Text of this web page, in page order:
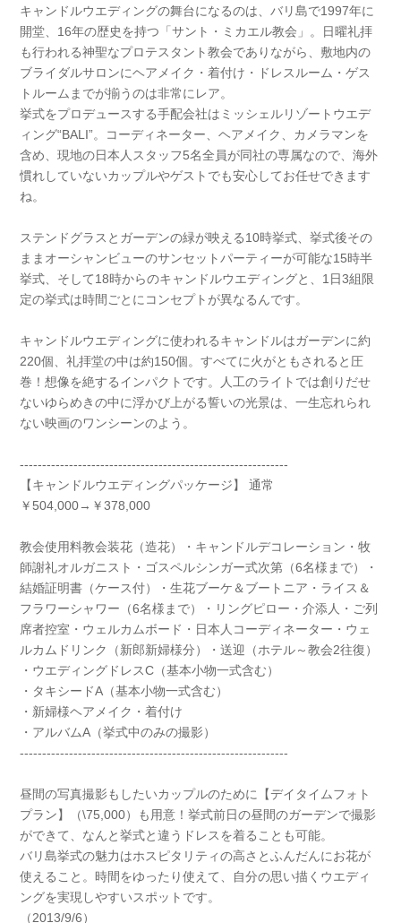
キャンドルウエディングの舞台になるのは、バリ島で1997年に
開堂、16年の歴史を持つ「サント・ミカエル教会」。日曜礼拝
も行われる神聖なプロテスタント教会でありながら、敷地内の
ブライダルサロンにヘアメイク・着付け・ドレスルーム・ゲス
トルームまでが揃うのは非常にレア。
挙式をプロデュースする手配会社はミッシェルリゾートウエデ
ィング“BALI”。コーディネーター、ヘアメイク、カメラマンを
含め、現地の日本人スタッフ5名全員が同社の専属なので、海外
慣れしていないカップルやゲストでも安心してお任せできます
ね。
ステンドグラスとガーデンの緑が映える10時挙式、挙式後その
ままオーシャンビューのサンセットパーティーが可能な15時半
挙式、そして18時からのキャンドルウエディングと、1日3組限
定の挙式は時間ごとにコンセプトが異なるんです。
キャンドルウエディングに使われるキャンドルはガーデンに約
220個、礼拝堂の中は約150個。すべてに火がともされると圧
巻！想像を絶するインパクトです。人工のライトでは創りだせ
ないゆらめきの中に浮かび上がる誓いの光景は、一生忘れられ
ない映画のワンシーンのよう。
------------------------------------------------------------
【キャンドルウエディングパッケージ】 通常
￥504,000→￥378,000
教会使用料教会装花（造花）・キャンドルデコレーション・牧
師謝礼オルガニスト・ゴスペルシンガー式次第（6名様まで）・
結婚証明書（ケース付）・生花ブーケ＆ブートニア・ライス＆
フラワーシャワー（6名様まで）・リングピロー・介添人・ご列
席者控室・ウェルカムボード・日本人コーディネーター・ウェ
ルカムドリンク（新郎新婦様分）・送迎（ホテル～教会2往復）
・ウエディングドレスC（基本小物一式含む）
・タキシードA（基本小物一式含む）
・新婦様ヘアメイク・着付け
・アルバムA（挙式中のみの撮影）
------------------------------------------------------------
昼間の写真撮影もしたいカップルのために【デイタイムフォト
プラン】（\75,000）も用意！挙式前日の昼間のガーデンで撮影
ができて、なんと挙式と違うドレスを着ることも可能。
バリ島挙式の魅力はホスピタリティの高さとふんだんにお花が
使えること。時間をゆったり使えて、自分の思い描くウエディ
ングを実現しやすいスポットです。
（2013/9/6）